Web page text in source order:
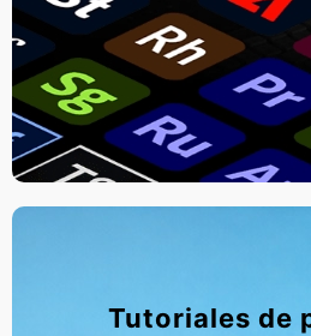
Tutoriales de